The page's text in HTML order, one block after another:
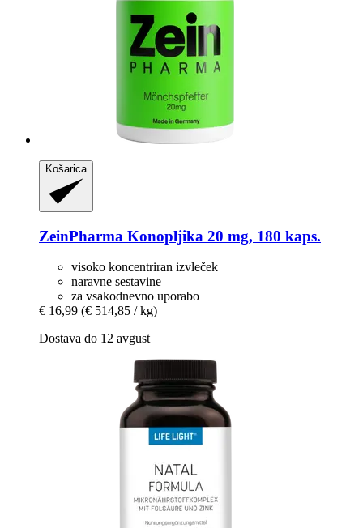
Košarica
ZeinPharma Konopljika 20 mg, 180 kaps.
visoko koncentriran izvleček
naravne sestavine
za vsakodnevno uporabo
€ 16,99 (€ 514,85 / kg)
Dostava do 12 avgust